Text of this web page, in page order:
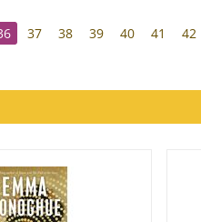
37 38 39 40 41 42